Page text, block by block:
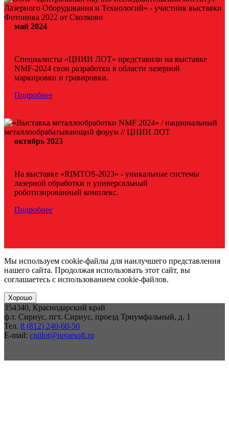
май 2024
Специалисты «ЦНИИ ЛОТ» представили на выставке
NMF-2024 свои разработки в области лазерной
маркировки и гравировки.
Подробнее
октябрь 2023
На выставке «RIMTOS-2023» - уникальные системы
лазерной обработки и универсальный
роботизированный комплекс.
Подробнее
Мы используем cookie-файлы для наилучшего представления
нашего сайта. Продолжая использовать этот сайт, вы
соглашаетесь с использованием cookie-файлов.
Хорошо
354340, Краснодарский край
ф.т. Сириус, пгт. Сириус, проезд Триумфальный, д. 1
Тел. 8 (812) 240-60-50
E-mail: cniilot@invarsoft.ru